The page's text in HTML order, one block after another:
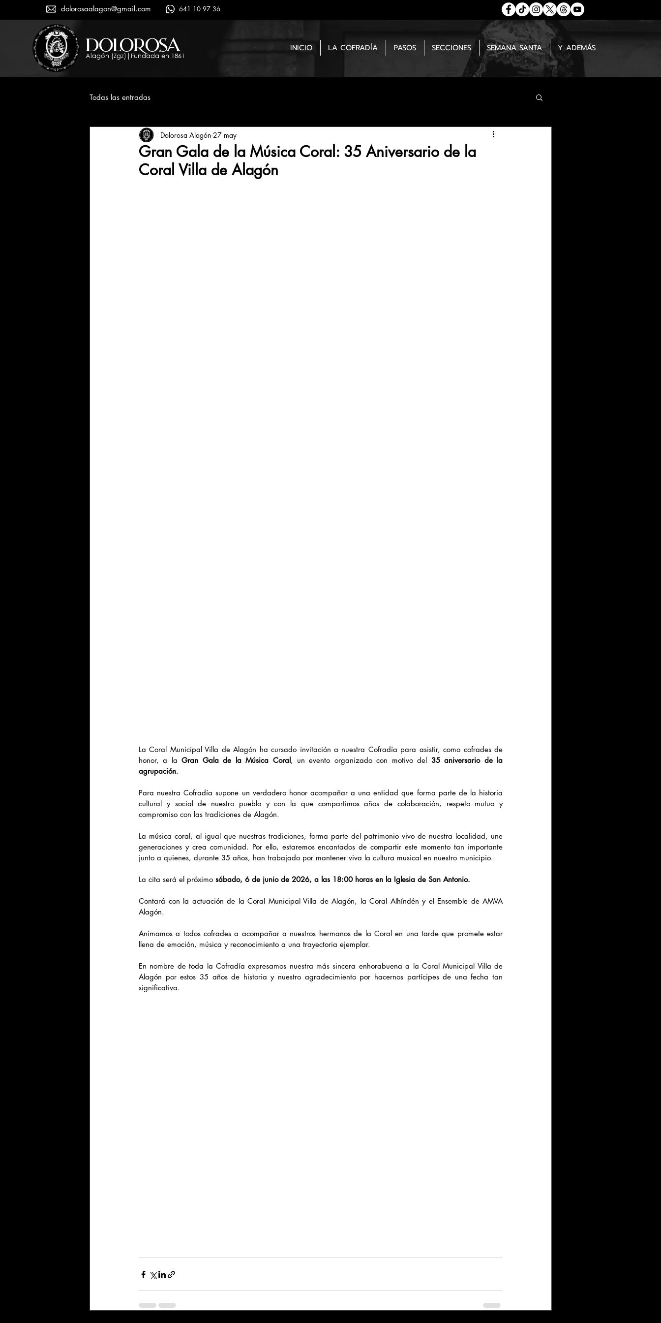
dolorosaalagon@gmail.com 641 10 97 36
dolorosa
Alagón (Zgz)|Fundada en 1861
INICIO LA COFRADÍA PASOS SECCIONES SEMANA SANTA Y ADEMÁS
Todas las entradas
Gran Gala de la Música Coral: 35 Aniversario de la
Coral Villa de Alagón
Dolorosa Alagón 27 may
La Coral Municipal Villa de Alagón ha cursado invitación a nuestra Cofradía para asistir, como cofrades de
honor, a la Gran Gala de la Música Coral, un evento organizado con motivo del 35 aniversario de la
agrupación.
Para nuestra Cofradía supone un verdadero honor acompañar a una entidad que forma parte de la historia
cultural y social de nuestro pueblo y con la que compartimos años de colaboración, respeto mutuo y
compromiso con las tradiciones de Alagón.
La música coral, al igual que nuestras tradiciones, forma parte del patrimonio vivo de nuestra localidad, une
generaciones y crea comunidad. Por ello, estaremos encantados de compartir este momento tan importante
junto a quienes, durante 35 años, han trabajado por mantener viva la cultura musical en nuestro municipio.
La cita será el próximo sábado, 6 de junio de 2026, a las 18:00 horas en la Iglesia de San Antonio.
Contará con la actuación de la Coral Municipal Villa de Alagón, la Coral Alhíndén y el Ensemble de AMVA
Alagón.
Animamos a todos cofrades a acompañar a nuestros hermanos de la Coral en una tarde que promete estar
llena de emoción, música y reconocimiento a una trayectoria ejemplar.
En nombre de toda la Cofradía expresamos nuestra más sincera enhorabuena a la Coral Municipal Villa de
Alagón por estos 35 años de historia y nuestro agradecimiento por hacernos partícipes de una fecha tan
significativa.